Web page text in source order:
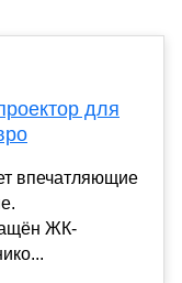
для
впечатляющие
ЖК-